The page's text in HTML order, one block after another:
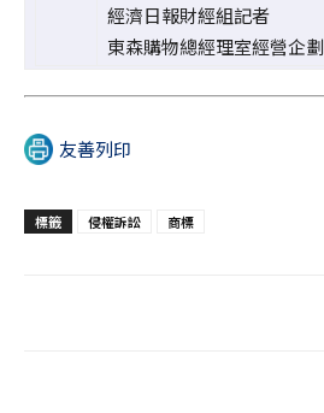
經濟日報財經組記者
東森購物總經理室經營企劃
友善列印
標籤 侵權訴訟 商標